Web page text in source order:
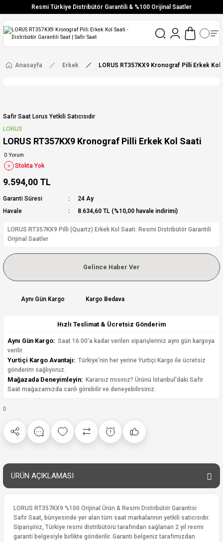
Resmi Türkiye Distribütör Garantili & %100 Orijinal Saatler
Vade Farksız 6 Taksit
Aynı Gün Stoktan Gönderim
Ücretsiz Kargo
Anasayfa Erkek LORUS RT357KX9 Kronograf Pilli Erkek Kol
Safir Saat Lorus Yetkili Satıcısıdır
LORUS
LORUS RT357KX9 Kronograf Pilli Erkek Kol Saati
0 Yorum
Stokta Yok
9.594,00 TL
Garanti Süresi
24 Ay
Havale
8.634,60 TL (%10,00 havale indirimi)
LORUS RT357KX9 Pilli (Quartz) Erkek Kol Saati. Resmi Distribütör Garantili
Orijinal Saatler
Gelince Haber Ver
Aynı Gün Kargo Kargo Bedava
Hızlı Teslimat & Ücretsiz Gönderim
Aynı Gün Kargo: Saat 16:00'a kadar verilen siparişleriniz aynı gün kargoya
verilir.
Yurtiçi Kargo Avantajı: Türkiye'nin her yerine Yurtiçi Kargo ile ücretsiz
gönderim sağlıyoruz.
Mağazada Deneyimleyin: Kararsız mısınız? Ürünü İstanbul'daki Safir
Saat mağazamızda canlı görebilir ve deneyebilirsiniz.
ÜRÜN AÇIKLAMASI
LORUS RT357KX9 %100 Orijinal Ürün & Resmi Distribütör Garantisi
Safir Saat, bünyesinde yer alan tüm saat markalarının yetkili satıcısıdır.
Siparişiniz, Türkiye resmi distribütörü tarafından sağlanan 2 yıl resmi
garanti belgesiyle birlikte gönderilir. Garanti belgeniz tarafımızdan